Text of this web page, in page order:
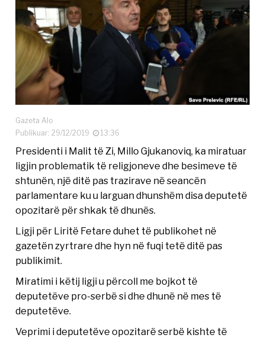
Gazeta Alo
Publikuar: 29/12/2019
13:36
Presidenti i Malit të Zi, Millo Gjukanoviq, ka miratuar
ligjin problematik të religjoneve dhe besimeve të
shtunën, një ditë pas trazirave në seancën
parlamentare ku u larguan dhunshëm disa deputetë
opozitarë për shkak të dhunës.
Ligji për Liritë Fetare duhet të publikohet në
gazetën zyrtrare dhe hyn në fuqi tetë ditë pas
publikimit.
Miratimi i këtij ligji u përcoll me bojkot të
deputetëve pro-serbë si dhe dhunë në mes të
deputetëve.
Veprimi i deputetëve opozitarë serbë kishte të